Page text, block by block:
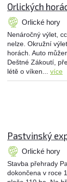
Orlických
Orlické hory
Nenáročný výlet,
nelze. Okružní
horách. Auto
Deštné Zákoutí,
létě o víken... více
Pastvinský
Orlické hory
Stavba přehrady
dokončena v roce